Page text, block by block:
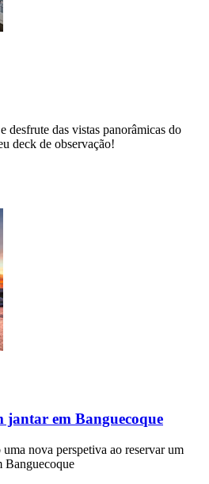
das vistas panorâmicas do
deck de observação!
jantar em Banguecoque
nova perspetiva ao reservar um
Banguecoque